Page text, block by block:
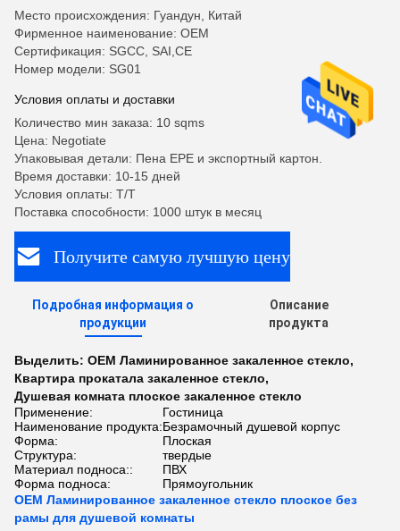
Место происхождения: Гуандун, Китай
Фирменное наименование: OEM
Сертификация: SGCC, SAI,CE
Номер модели: SG01
Условия оплаты и доставки
Количество мин заказа: 10 sqms
Цена: Negotiate
Упаковывая детали: Пена EPE и экспортный картон.
Время доставки: 10-15 дней
Условия оплаты: T/T
Поставка способности: 1000 штук в месяц
Получите самую лучшую цену
Подробная информация о
продукции
Описание
продукта
Выделить: OEM Ламинированное закаленное стекло,
Квартира прокатала закаленное стекло,
Душевая комната плоское закаленное стекло
Применение:
Гостиница
Наименование продукта:Безрамочный душевой корпус
Форма:
Плоская
Структура:
твердые
Материал подноса::
ПВХ
Форма подноса:
Прямоугольник
OEM Ламинированное закаленное стекло плоское без
рамы для душевой комнаты